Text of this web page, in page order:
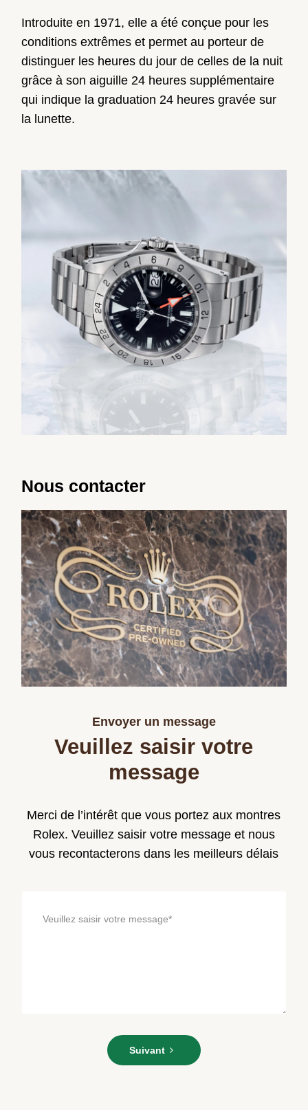
Introduite en 1971, elle a été conçue pour les
conditions extrêmes et permet au porteur de
distinguer les heures du jour de celles de la nuit
grâce à son aiguille 24 heures supplémentaire
qui indique la graduation 24 heures gravée sur
la lunette.
Nous contacter
Envoyer un message
Veuillez saisir votre
message
Merci de l’intérêt que vous portez aux montres
Rolex. Veuillez saisir votre message et nous
vous recontacterons dans les meilleurs délais
Suivant